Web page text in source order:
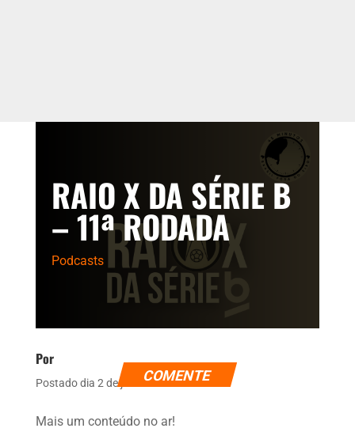
RAIO X DA SÉRIE B
– 11ª RODADA
Podcasts
Por
Postado dia 2 de junho de 2026
COMENTE
Mais um conteúdo no ar!